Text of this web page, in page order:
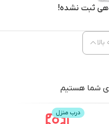
ثبت نشده!
شما هستیم